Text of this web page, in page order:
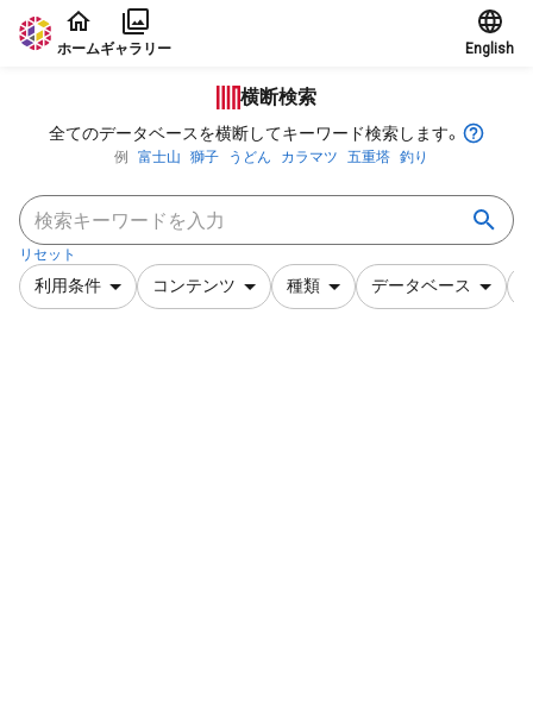
本文に飛ぶ
ホームギャラリー English
横断検索
全てのデータベースを横断してキーワード検索します。
例 富士山 獅子 うどん カラマツ 五重塔 釣り
リセット
利用条件 コンテンツ 種類 データベース